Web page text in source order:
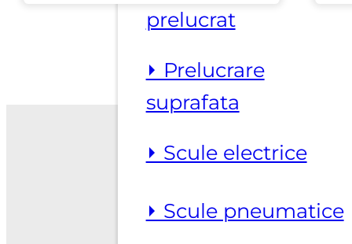
prelucrat
⏵ Prelucrare
suprafata
⏵ Scule electrice
⏵ Scule pneumatice
2.400,00 lei
la
2.937,00 lei